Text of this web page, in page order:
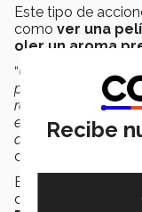
Este tipo de
como ver una
oler un aroma
“Cuando resulta
por ejemplo, te va a
reencauzamiento
entrenar en cómo
ayuden a
comentó Fernández.
Entre otros tips
del equipo de
Recibe